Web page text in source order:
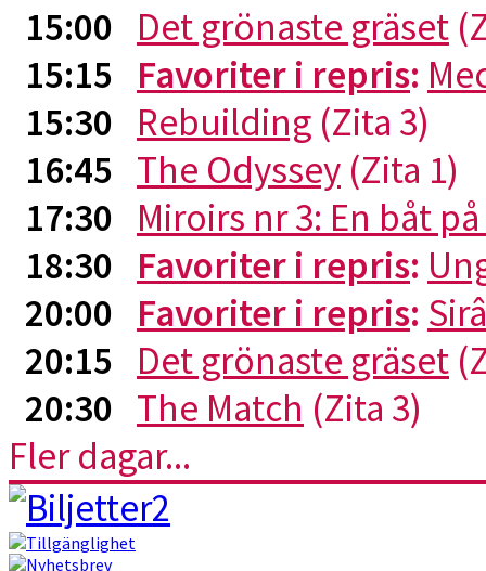
15:00 Det grönaste gräset
15:15 Favoriter i repris:
15:30 Rebuilding (Zita 3)
16:45 The Odyssey (Zita 1)
17:30 Miroirs nr 3: En båt
18:30 Favoriter i repris:
20:00 Favoriter i repris:
20:15 Det grönaste gräset
20:30 The Match (Zita 3)
Fler dagar...